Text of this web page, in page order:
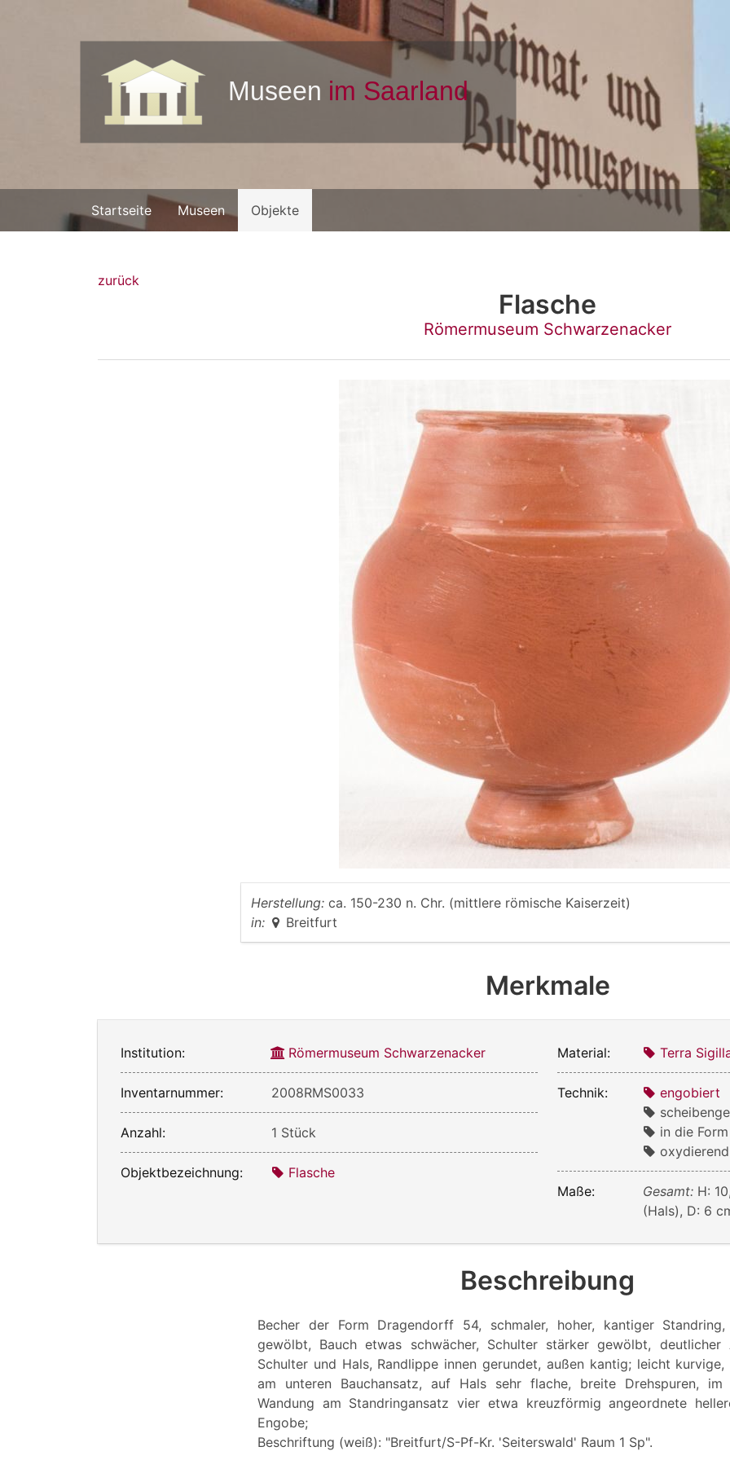
Startseite Museen Objekte
zurück
Flasche
Römermuseum Schwarzenacker
Herstellung: ca. 150-230 n. Chr. (mittlere römische Kaiserzeit)
in:
Breitfurt
Merkmale
Institution: Römermuseum Schwarzenacker
Inventarnummer: 2008RMS0033
Anzahl: 1 Stück
Objektbezeichnung: Flasche
Material: Terra
Technik:
engobiert
in die
Maße: Gesamt: H:
(Hals), D: 6
Beschreibung
Becher der Form Dragendorff 54, schmaler, hoher, kantiger
gewölbt, Bauch etwas schwächer, Schulter stärker gewölbt, deutlicher
Schulter und Hals, Randlippe innen gerundet, außen kantig; leicht kurvige,
am unteren Bauchansatz, auf Hals sehr flache, breite Drehspuren,
Wandung am Standringansatz vier etwa kreuzförmig angeordnete
Engobe;
Beschriftung (weiß): "Breitfurt/S-Pf-Kr. 'Seiterswald' Raum 1 Sp".